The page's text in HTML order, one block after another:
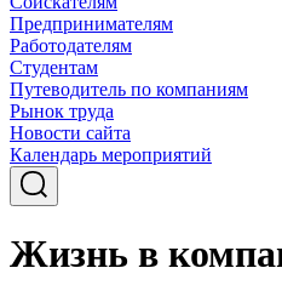
Предпринимателям
Работодателям
Студентам
Путеводитель по компаниям
Рынок труда
Новости сайта
Календарь мероприятий
Жизнь в